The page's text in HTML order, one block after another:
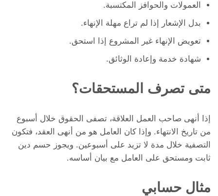
العمولات والحوافز المكتسبة.
بدل الإشعار إذا لم تراع مهلة الإنهاء.
تعويض الإنهاء غير المشروع إذا استحق.
شهادة خدمة وإعادة الوثائق.
متى تصرف المستحقات؟
إذا أنهى صاحب العمل العلاقة، تصفى الحقوق خلال أسبوع
من تاريخ الانتهاء. وإذا كان العامل هو من أنهى العقد، فتكون
التصفية خلال مدة لا تزيد على أسبوعين. ويجوز حسم دين
ثابت ومستحق على العامل مع بيان أساسه.
مثال حسابي